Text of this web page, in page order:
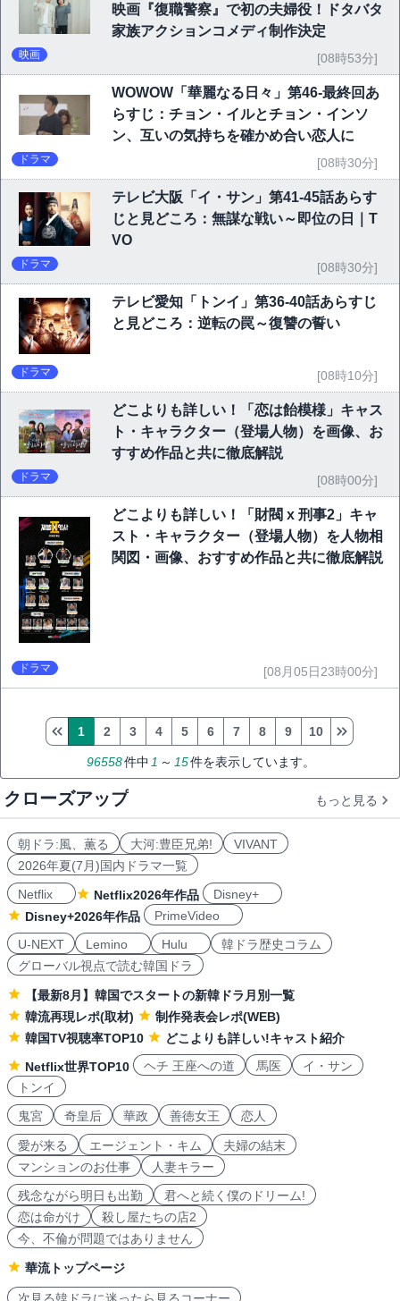
映画『復職警察』で初の夫婦役！ドタバタ
家族アクションコメディ制作決定
映画 [08時53分]
WOWOW「華麗なる日々」第46-最終回あ
らすじ：チョン・イルとチョン・インソ
ン、互いの気持ちを確かめ合い恋人に
ドラマ [08時30分]
テレビ大阪「イ・サン」第41-45話あらす
じと見どころ：無謀な戦い～即位の日｜T
VO
ドラマ [08時30分]
テレビ愛知「トンイ」第36-40話あらすじ
と見どころ：逆転の罠～復讐の誓い
ドラマ [08時10分]
どこよりも詳しい！「恋は飴模様」キャス
ト・キャラクター（登場人物）を画像、お
すすめ作品と共に徹底解説
ドラマ [08時00分]
どこよりも詳しい！「財閥 x 刑事2」キャ
スト・キャラクター（登場人物）を人物相
関図・画像、おすすめ作品と共に徹底解説
ドラマ [08月05日23時00分]
96558件中 1 ～ 15件を表示しています。
1 2 3 4 5 6 7 8 9 10
クローズアップ もっと見る
朝ドラ:風、薫る 大河:豊臣兄弟!
VIVANT
2026年夏(7月)国内ドラマ一覧
Netflix
Netflix2026年作品
Disney+
Disney+2026年作品
PrimeVideo
U-NEXT
Lemino Hulu
韓ドラ歴史コラム
グローバル視点で読む韓国ドラ
【最新8月】韓国でスタートの新韓ドラ月別一覧
韓流再現レポ(取材)
制作発表会レポ(WEB)
韓国TV視聴率TOP10
どこよりも詳しい!キャスト紹介
Netflix世界TOP10
ヘチ 王座への道 馬医
イ・サン
トンイ
鬼宮
奇皇后 華政 善徳女王 恋人
愛が来る エージェント・キム
夫婦の結末
マンションのお仕事
人妻キラー
残念ながら明日も出勤
君へと続く僕のドリーム!
恋は命がけ
殺し屋たちの店2
今、不倫が問題ではありません
華流トップページ